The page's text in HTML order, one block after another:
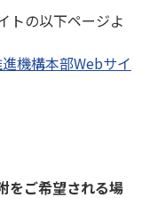
トの以下ページよ
機構本部Webサイ
をご希望される場